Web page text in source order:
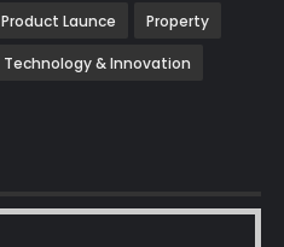
Product Launce Property
Technology & Innovation